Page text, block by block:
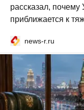
рассказал,
приближается к
news-r.ru